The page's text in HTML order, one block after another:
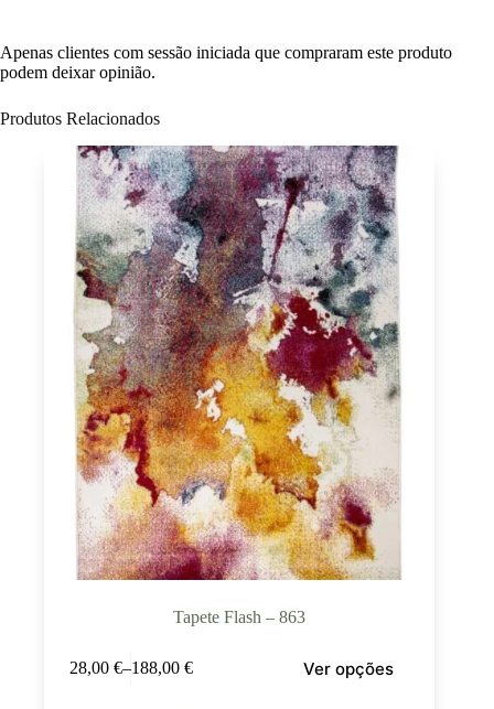
Apenas clientes com sessão iniciada que compraram este produto
podem deixar opinião.
Produtos Relacionados
Tapete Flash – 863
28,00 €–188,00 € Ver opções